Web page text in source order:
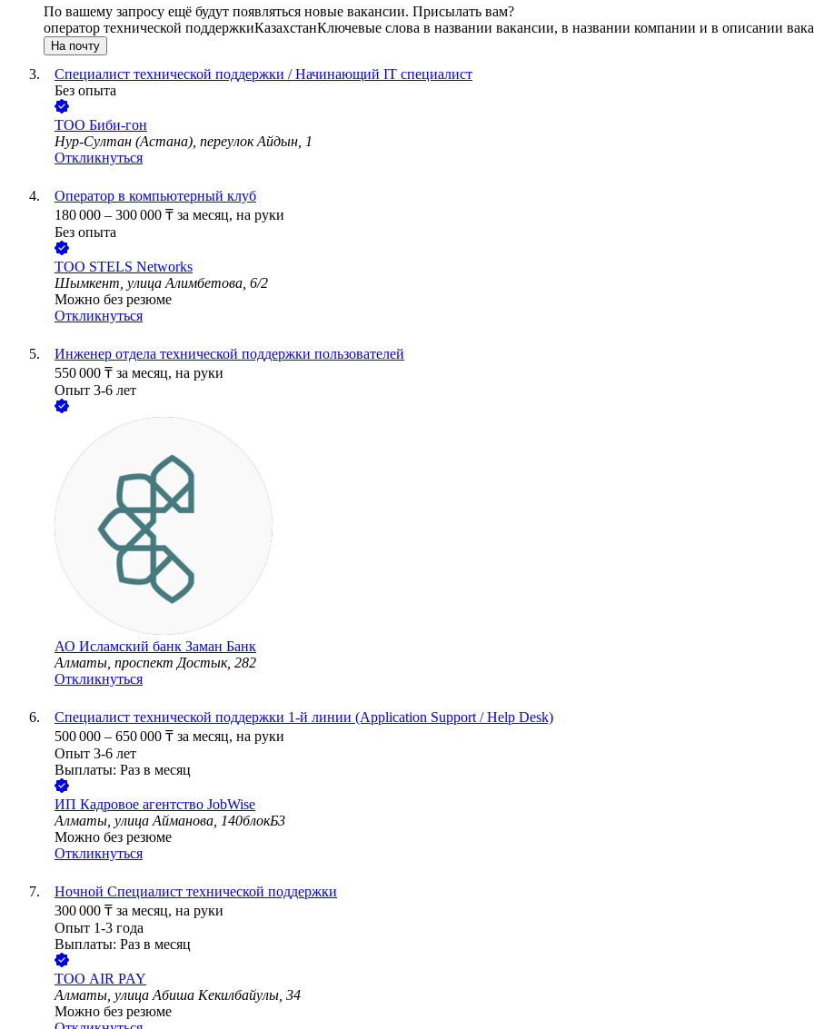
По вашему запросу ещё будут появляться новые вакансии. Присылать вам?
оператор технической поддержкиКазахстанКлючевые слова в названии вакансии, в названии компании и в описании
На почту
Специалист технической поддержки / Начинающий IT специалист
Без опыта
ТОО Биби-гон
Нур-Султан (Астана), переулок Айдын, 1
Откликнуться
Оператор в компьютерный клуб
180 000 – 300 000 ₸ за месяц, на руки
Без опыта
ТОО STELS Networks
Шымкент, улица Алимбетова, 6/2
Можно без резюме
Откликнуться
Инженер отдела технической поддержки пользователей
550 000 ₸ за месяц, на руки
Опыт 3-6 лет
АО Исламский банк Заман Банк
Алматы, проспект Достык, 282
Откликнуться
Специалист технической поддержки 1-й линии (Application Support / Help Desk)
500 000 – 650 000 ₸ за месяц, на руки
Опыт 3-6 лет
Выплаты: Раз в месяц
ИП Кадровое агентство JobWise
Алматы, улица Айманова, 140блокБ3
Можно без резюме
Откликнуться
Ночной Специалист технической поддержки
300 000 ₸ за месяц, на руки
Опыт 1-3 года
Выплаты: Раз в месяц
ТОО AIR PAY
Алматы, улица Абиша Кекилбайулы, 34
Можно без резюме